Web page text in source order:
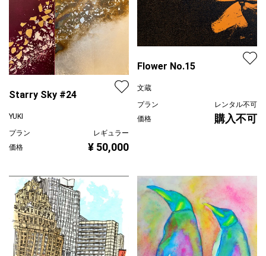
Starry Sky #24
YUKI
プラン
レギュラー
価格
¥ 50,000
Flower No.15
文蔵
プラン
レンタル不可
価格
購入不可